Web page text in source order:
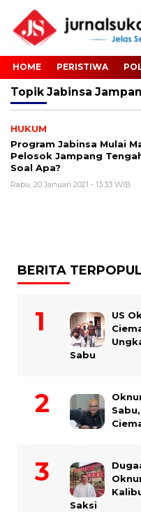
HOME PERISTIWA
Topik Jabinsa
HUKUM
Program Jabinsa Mulai
Pelosok Jampang
Soal Apa?
Rabu, 20 Januari 2021 - 13:33 WIB
BERITA
US
Sabu
Saksi